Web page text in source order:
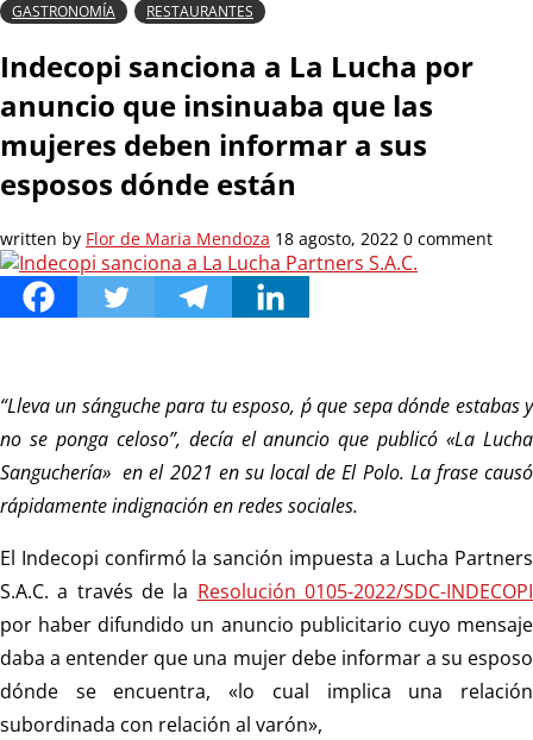
GASTRONOMÍA RESTAURANTES
Indecopi sanciona a La Lucha por
anuncio que insinuaba que las
mujeres deben informar a sus
esposos dónde están
written by Flor de Maria Mendoza 18 agosto, 2022 0 comment
“Lleva un sánguche para tu esposo, p´ que sepa dónde estabas y
no se ponga celoso”, decía el anuncio que publicó «La Lucha
Sanguchería» en el 2021 en su local de El Polo. La frase causó
rápidamente indignación en redes sociales.
El Indecopi confirmó la sanción impuesta a Lucha Partners
S.A.C. a través de la Resolución 0105-2022/SDC-INDECOPI
por haber difundido un anuncio publicitario cuyo mensaje
daba a entender que una mujer debe informar a su esposo
dónde se encuentra, «lo cual implica una relación
subordinada con relación al varón»,